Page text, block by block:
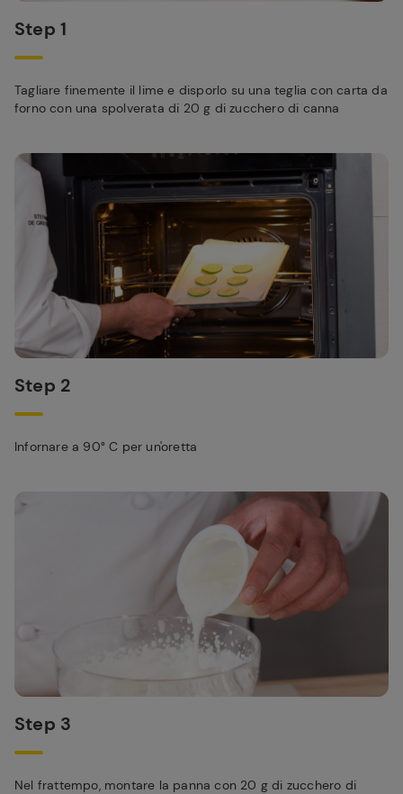
Step 1
Tagliare finemente il lime e disporlo su una teglia con carta da
forno con una spolverata di 20 g di zucchero di canna
Step 2
Infornare a 90° C per un'oretta
Step 3
Nel frattempo, montare la panna con 20 g di zucchero di